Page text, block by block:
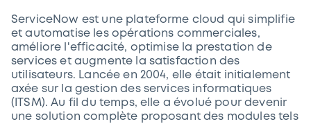
ServiceNow est une plateforme cloud qui simplifie
et automatise les opérations commerciales,
améliore l'efficacité, optimise la prestation de
services et augmente la satisfaction des
utilisateurs. Lancée en 2004, elle était initialement
axée sur la gestion des services informatiques
(ITSM). Au fil du temps, elle a évolué pour devenir
une solution complète proposant des modules tels